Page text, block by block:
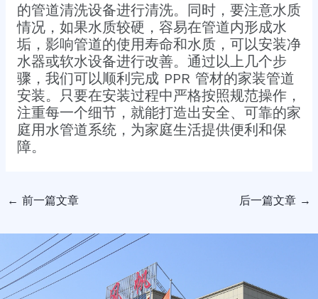
的管道清洗设备进行清洗。同时，要注意水质
情况，如果水质较硬，容易在管道内形成水
垢，影响管道的使用寿命和水质，可以安装净
水器或软水设备进行改善。​通过以上几个步
骤，我们可以顺利完成 PPR 管材的家装管道
安装。只要在安装过程中严格按照规范操作，
注重每一个细节，就能打造出安全、可靠的家
庭用水管道系统，为家庭生活提供便利和保
障。
← 前一篇文章 后一篇文章 →